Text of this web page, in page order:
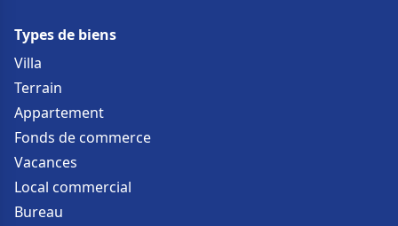
Types de biens
Villa
Terrain
Appartement
Fonds de commerce
Vacances
Local commercial
Bureau